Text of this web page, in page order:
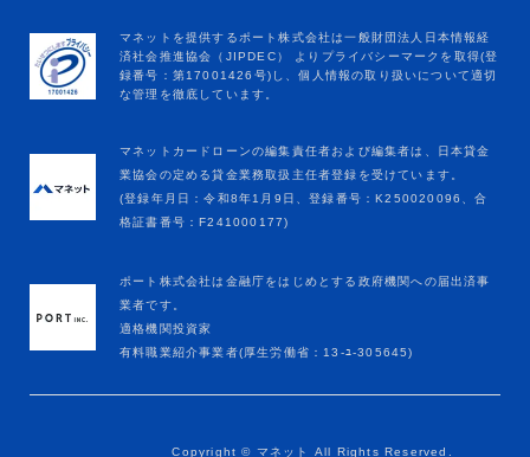
マネットカードローンの編集責任者および編集者は、日本貸金
業協会の定める貸金業務取扱主任者登録を受けています。
(登録年月日：令和8年1月9日、登録番号：K250020096、合
格証書番号：F241000177)
ポート株式会社は金融庁をはじめとする政府機関への届出済事
業者です。
適格機関投資家
有料職業紹介事業者(厚生労働省：13-ﾕ-305645)